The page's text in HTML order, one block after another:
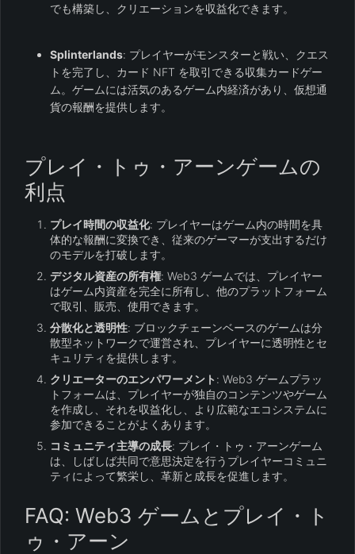
でも構築し、クリエーションを収益化できます。
Splinterlands: プレイヤーがモンスターと戦い、クエス
トを完了し、カード NFT を取引できる収集カードゲー
ム。ゲームには活気のあるゲーム内経済があり、仮想通
貨の報酬を提供します。
プレイ・トゥ・アーンゲームの
利点
プレイ時間の収益化: プレイヤーはゲーム内の時間を具
体的な報酬に変換でき、従来のゲーマーが支出するだけ
のモデルを打破します。
デジタル資産の所有権: Web3 ゲームでは、プレイヤー
はゲーム内資産を完全に所有し、他のプラットフォーム
で取引、販売、使用できます。
分散化と透明性: ブロックチェーンベースのゲームは分
散型ネットワークで運営され、プレイヤーに透明性とセ
キュリティを提供します。
クリエーターのエンパワーメント : Web3 ゲームプラッ
トフォームは、プレイヤーが独自のコンテンツやゲーム
を作成し、それを収益化し、より広範なエコシステムに
参加できることがよくあります。
コミュニティ主導の成長: プレイ・トゥ・アーンゲーム
は、しばしば共同で意思決定を行うプレイヤーコミュニ
ティによって繁栄し、革新と成長を促進します。
FAQ: Web3 ゲームとプレイ・ト
ゥ・アーン